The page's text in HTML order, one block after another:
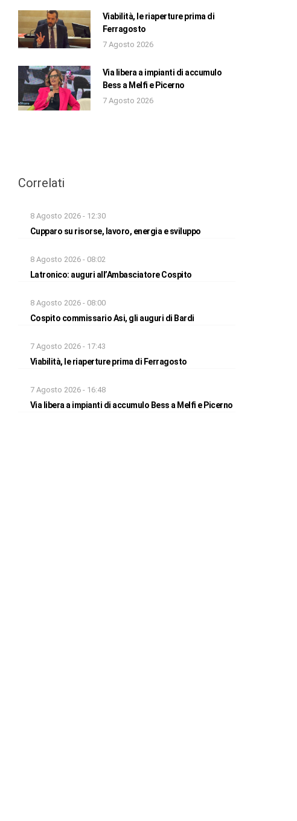
Viabilità, le riaperture prima di
Ferragosto
7 Agosto 2026
Via libera a impianti di accumulo
Bess a Melfi e Picerno
7 Agosto 2026
Correlati
8 Agosto 2026 - 12:30
Cupparo su risorse, lavoro, energia e sviluppo
8 Agosto 2026 - 08:02
Latronico: auguri all’Ambasciatore Cospito
8 Agosto 2026 - 08:00
Cospito commissario Asi, gli auguri di Bardi
7 Agosto 2026 - 17:43
Viabilità, le riaperture prima di Ferragosto
7 Agosto 2026 - 16:48
Via libera a impianti di accumulo Bess a Melfi e Picerno